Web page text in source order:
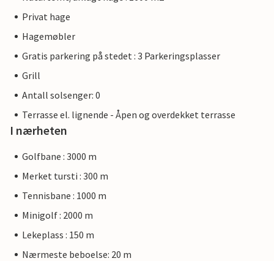
Privat hage
Hagemøbler
Gratis parkering på stedet : 3 Parkeringsplasser
Grill
Antall solsenger: 0
Terrasse el. lignende - Åpen og overdekket terrasse
I nærheten
Golfbane : 3000 m
Merket tursti : 300 m
Tennisbane : 1000 m
Minigolf : 2000 m
Lekeplass : 150 m
Nærmeste beboelse: 20 m